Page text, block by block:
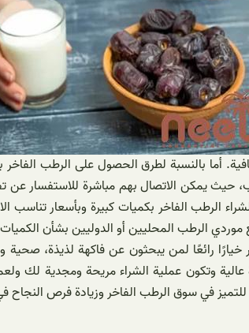
أما بالنسبة لطرق الحصول على الرطب
الاتصال بهم مباشرة للاستفسار عن
الرطب الفاخر بكميات كبيرة وبأسعار
الرطب المحليين أو الدوليين بشأن
رائعًا لمن يبحثون عن فاكهة لذيذة،
وتكون عملية الشراء مريحة ومجدية لك
في سوق الرطب الفاخر وزيادة فرص النجاح